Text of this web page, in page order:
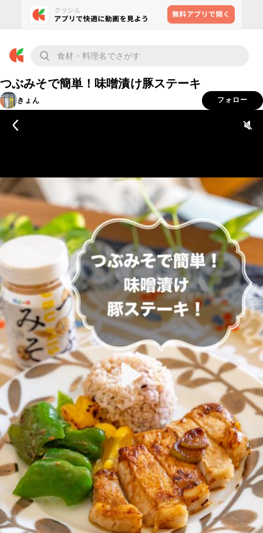
つぶみそで簡単！味噌漬け豚ステーキ
きょん フォロー